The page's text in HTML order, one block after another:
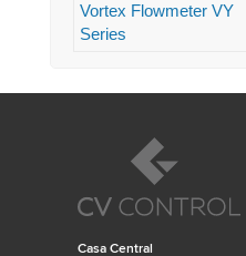
Vortex Flowmeter VY
Series
Casa Central